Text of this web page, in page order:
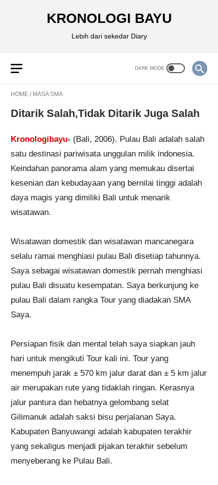
KRONOLOGI BAYU
Lebih dari sekedar Diary
HOME / MASA SMA
Ditarik Salah,Tidak Ditarik Juga Salah
Kronologibayu- (Bali, 2006). Pulau Bali adalah salah
satu destinasi pariwisata unggulan milik indonesia.
Keindahan panorama alam yang memukau disertai
kesenian dan kebudayaan yang bernilai tinggi adalah
daya magis yang dimiliki Bali untuk menarik
wisatawan.
Wisatawan domestik dan wisatawan mancanegara
selalu ramai menghiasi pulau Bali disetiap tahunnya.
Saya sebagai wisatawan domestik pernah menghiasi
pulau Bali disuatu kesempatan. Saya berkunjung ke
pulau Bali dalam rangka Tour yang diadakan SMA
Saya.
Persiapan fisik dan mental telah saya siapkan jauh
hari untuk mengikuti Tour kali ini. Tour yang
menempuh jarak ± 570 km jalur darat dan ± 5 km jalur
air merupakan rute yang tidaklah ringan. Kerasnya
jalur pantura dan hebatnya gelombang selat
Gilimanuk adalah saksi bisu perjalanan Saya.
Kabupaten Banyuwangi adalah kabupaten terakhir
yang sekaligus menjadi pijakan terakhir sebelum
menyeberang ke Pulau Bali.